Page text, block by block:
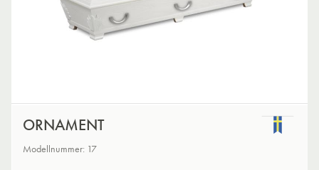
ORNAMENT
Modellnummer: 17